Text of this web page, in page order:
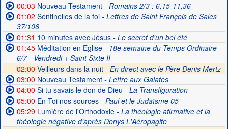
00:03 Nouveau Testament- Romains 2/3 : 6,15-11,36
01:02 Sentinelles de la foi- Lettres de Saint François de Sales
37/106
01:31 10 minutes avec Jésus- Le secret d'un bel été
01:45Méditation en Eglise- 18e semaine du Temps Ordinaire
6/7 - Vendredi + Saint Sixte II
02:00 Veilleurs dans la nuit - En direct avec le Père Denis Mertz
03:00 Nouveau Testament- Lettre aux Galates
04:00 Si tu savais le don de Dieu - La Transfiguration
05:00 En Toi nos sources- Paul et le Judaïsme 05
05:29Lumière de l'Orthodoxie- La théologie afirmative et la
théologie négative d'après Denys L'Aéropagite